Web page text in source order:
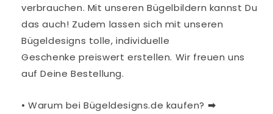
verbrauchen. MitunserenBügelbildern kannst Du
das auch! Zudem lassen sich mit unseren
Bügeldesigns tolle, individuelle
Geschenke preiswert erstellen. Wir freuen uns
auf Deine Bestellung.
• Warum bei Bügeldesigns.de kaufen? ➡︎